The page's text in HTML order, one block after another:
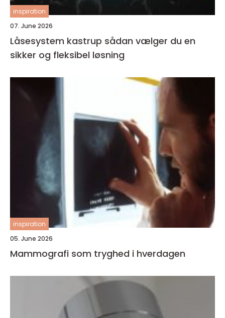
inspiration
07. June 2026
Låsesystem kastrup sådan vælger du en
sikker og fleksibel løsning
inspiration
05. June 2026
Mammografi som tryghed i hverdagen